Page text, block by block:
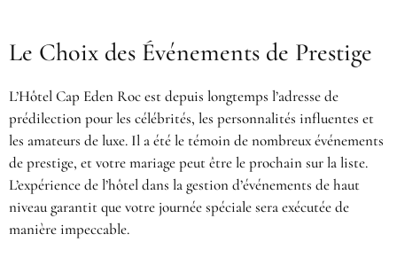
Le Choix des Événements de Prestige
L’Hôtel Cap Eden Roc est depuis longtemps l’adresse de
prédilection pour les célébrités, les personnalités influentes et
les amateurs de luxe. Il a été le témoin de nombreux événements
de prestige, et votre mariage peut être le prochain sur la liste.
L’expérience de l’hôtel dans la gestion d’événements de haut
niveau garantit que votre journée spéciale sera exécutée de
manière impeccable.